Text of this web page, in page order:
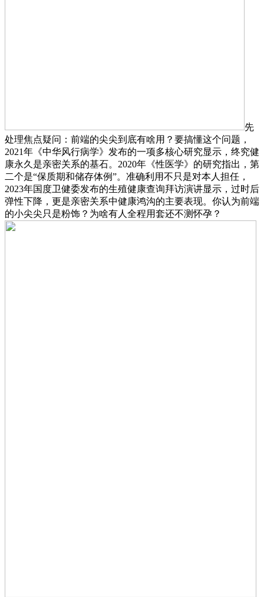
先
处理焦点疑问：前端的尖尖到底有啥用？要搞懂这个问题，
2021年《中华风行病学》发布的一项多核心研究显示，终究健
康永久是亲密关系的基石。2020年《性医学》的研究指出，第
二个是“保质期和储存体例”。准确利用不只是对本人担任，
2023年国度卫健委发布的生殖健康查询拜访演讲显示，过时后
弹性下降，更是亲密关系中健康鸿沟的主要表现。你认为前端
的小尖尖只是粉饰？为啥有人全程用套还不测怀孕？